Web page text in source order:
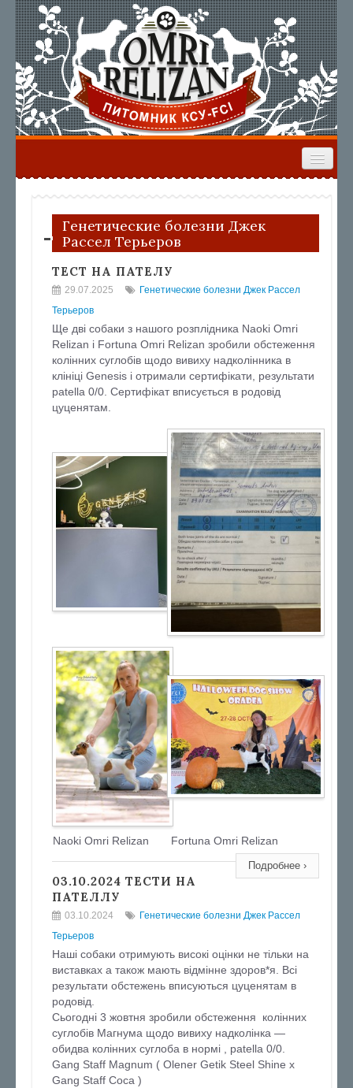
ВЫПУСКНИКИ РЕЗУЛЬТАТЫ ВЫСТАВОК
ФОРУМ
Генетические болезни Джек
Рассел Терьеров
ТЕСТ НА ПАТЕЛУ
29.07.2025
Генетические болезни Джек Рассел
Терьеров
Ще дві собаки з нашого розплідника Naoki Omri
Relizan i Fortuna Omri Relizan зробили обстеження
колінних суглобів щодо вивиху надколінника в
клініці Genesis і отримали сертифікати, результати
patella 0/0. Сертифікат вписується в родовід
цуценятам.
Naoki Omri Relizan Fortuna Omri Relizan
Подробнее ›
03.10.2024 ТЕСТИ НА
ПАТЕЛЛУ
03.10.2024
Генетические болезни Джек Рассел
Терьеров
Наші собаки отримують високі оцінки не тільки на
виставках а також мають відмінне здоров*я. Всі
результати обстежень вписуються цуценятам в
родовід.
Сьогодні 3 жовтня зробили обстеження колінних
суглобів Магнума щодо вивиху надколінка —
обидва колінних суглоба в нормі , patella 0/0.
Gang Staff Magnum ( Olener Getik Steel Shine x
Gang Staff Coca )